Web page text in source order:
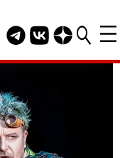
Telegram канал
Группа HELLO
Канал